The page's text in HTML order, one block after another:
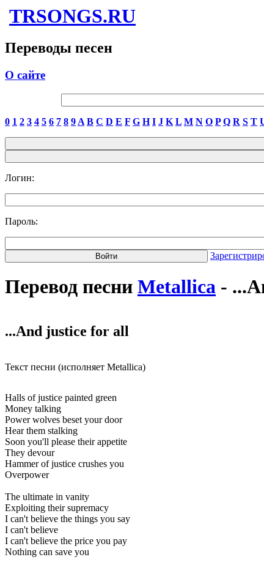
TRSONGS.RU
Переводы песен
О сайте
0 1 2 3 4 5 6 7 8 9 A B C D E F G H I J K L M N O P Q R S T
Логин:
Пароль:
Перевод песни Metallica -
...And justice for all
Текст песни (исполняет Metallica)
Halls of justice painted green
Money talking
Power wolves beset your door
Hear them stalking
Soon you'll please their appetite
They devour
Hammer of justice crushes you
Overpower
The ultimate in vanity
Exploiting their supremacy
I can't believe the things you say
I can't believe
I can't believe the price you pay
Nothing can save you